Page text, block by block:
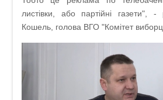
листівки, або партійні газети", -
Кошель, голова ВГО "Комітет